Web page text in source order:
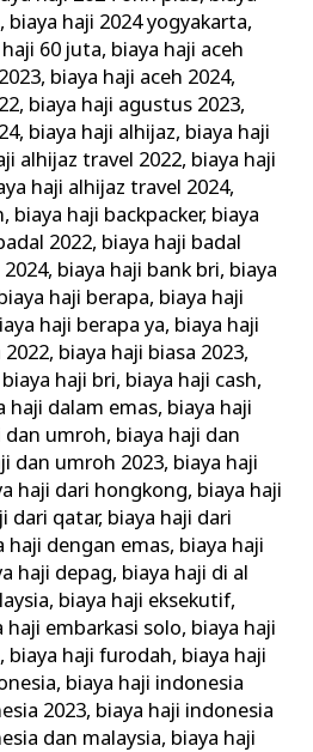
, biaya haji 2024 yogyakarta,
60 juta, biaya haji aceh
, biaya haji aceh 2024,
, biaya haji agustus 2023,
, biaya haji alhijaz, biaya haji
alhijaz travel 2022, biaya haji
haji alhijaz travel 2024,
, biaya haji backpacker, biaya
2022, biaya haji badal
, biaya haji bank bri, biaya
haji berapa, biaya haji
haji berapa ya, biaya haji
2022, biaya haji biasa 2023,
biaya haji bri, biaya haji cash,
haji dalam emas, biaya haji
dan umroh, biaya haji dan
dan umroh 2023, biaya haji
haji dari hongkong, biaya haji
dari qatar, biaya haji dari
haji dengan emas, biaya haji
haji depag, biaya haji di al
, biaya haji eksekutif,
haji embarkasi solo, biaya haji
, biaya haji furodah, biaya haji
, biaya haji indonesia
2023, biaya haji indonesia
dan malaysia, biaya haji